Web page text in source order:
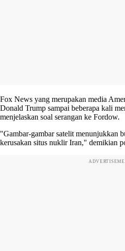
Fox News yang merupakan media
Donald Trump sampai beberapa kali
menjelaskan soal serangan ke Fordow.
"Gambar-gambar satelit menunjukkan
kerusakan situs nuklir Iran," demikian